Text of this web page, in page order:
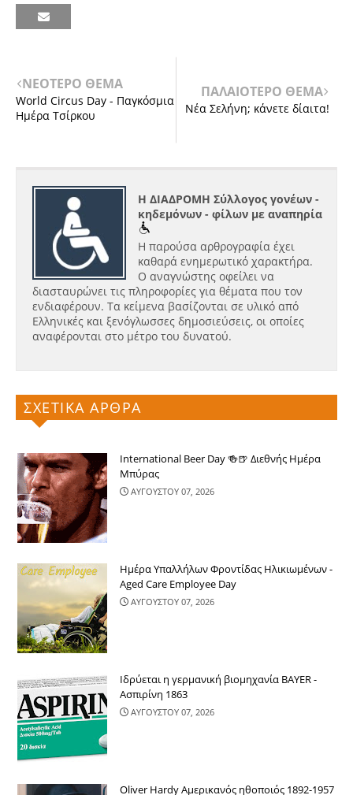
ΝΕΟΤΕΡΟ ΘΕΜΑ
World Circus Day - Παγκόσμια
Ημέρα Τσίρκου
ΠΑΛΑΙΟΤΕΡΟ ΘΕΜΑ
Νέα Σελήνη; κάνετε δίαιτα!
Η ΔΙΑΔΡΟΜΗ Σύλλογος γονέων -
κηδεμόνων - φίλων με αναπηρία
Η παρούσα αρθρογραφία έχει
καθαρά ενημερωτικό χαρακτήρα.
Ο αναγνώστης οφείλει να
διασταυρώνει τις πληροφορίες για θέματα που τον
ενδιαφέρουν. Τα κείμενα βασίζονται σε υλικό από
Ελληνικές και ξενόγλωσσες δημοσιεύσεις, οι οποίες
αναφέρονται στο μέτρο του δυνατού.
ΣΧΕΤΙΚΑ ΑΡΘΡΑ
International Beer Day 🍻🍺 Διεθνής Ημέρα
Μπύρας
ΑΥΓΟΥΣΤΟΥ 07, 2026
Ημέρα Υπαλλήλων Φροντίδας Ηλικιωμένων -
Aged Care Employee Day
ΑΥΓΟΥΣΤΟΥ 07, 2026
Ιδρύεται η γερμανική βιομηχανία BAYER -
Ασπιρίνη 1863
ΑΥΓΟΥΣΤΟΥ 07, 2026
Oliver Hardy Αμερικανός ηθοποιός 1892-1957